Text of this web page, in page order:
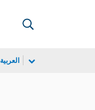
العربية